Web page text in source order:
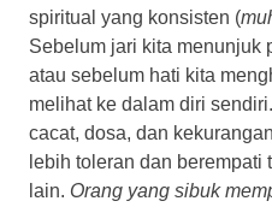
spiritual yang konsisten (
Sebelum jari kita menunjuk
atau sebelum hati kita
melihat ke dalam diri
cacat, dosa, dan
lebih toleran dan
lain. Orang yang sibuk